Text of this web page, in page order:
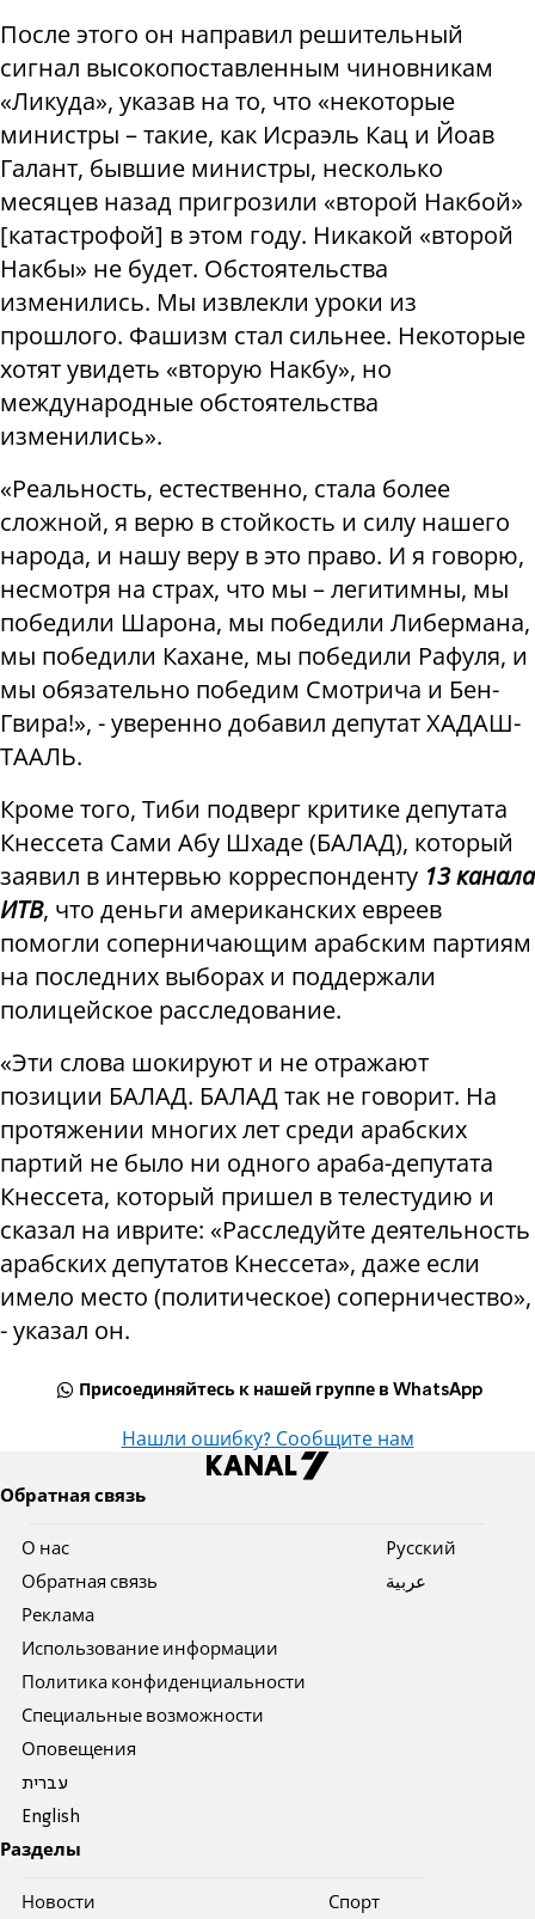
После этого он направил решительный
сигнал высокопоставленным чиновникам
«Ликуда», указав на то, что «некоторые
министры – такие, как Исраэль Кац и Йоав
Галант, бывшие министры, несколько
месяцев назад пригрозили «второй Накбой»
[катастрофой] в этом году. Никакой «второй
Накбы» не будет. Обстоятельства
изменились. Мы извлекли уроки из
прошлого. Фашизм стал сильнее. Некоторые
хотят увидеть «вторую Накбу», но
международные обстоятельства
изменились».
«Реальность, естественно, стала более
сложной, я верю в стойкость и силу нашего
народа, и нашу веру в это право. И я говорю,
несмотря на страх, что мы – легитимны, мы
победили Шарона, мы победили Либермана,
мы победили Кахане, мы победили Рафуля, и
мы обязательно победим Смотрича и Бен-
Гвира!», - уверенно добавил депутат ХАДАШ-
ТААЛЬ.
Кроме того, Тиби подверг критике депутата
Кнессета Сами Абу Шхаде (БАЛАД), который
заявил в интервью корреспонденту 13 канала
ИТВ, что деньги американских евреев
помогли соперничающим арабским партиям
на последних выборах и поддержали
полицейское расследование.
«Эти слова шокируют и не отражают
позиции БАЛАД. БАЛАД так не говорит. На
протяжении многих лет среди арабских
партий не было ни одного араба-депутата
Кнессета, который пришел в телестудию и
сказал на иврите: «Расследуйте деятельность
арабских депутатов Кнессета», даже если
имело место (политическое) соперничество»,
- указал он.
Присоединяйтесь к нашей группе в WhatsApp
Нашли ошибку? Сообщите нам
Обратная связь
О нас
Обратная связь
Реклама
Использование информации
Политика конфиденциальности
Специальные возможности
Оповещения
עברית
English
Pусский
عربية
Разделы
Новости Спорт